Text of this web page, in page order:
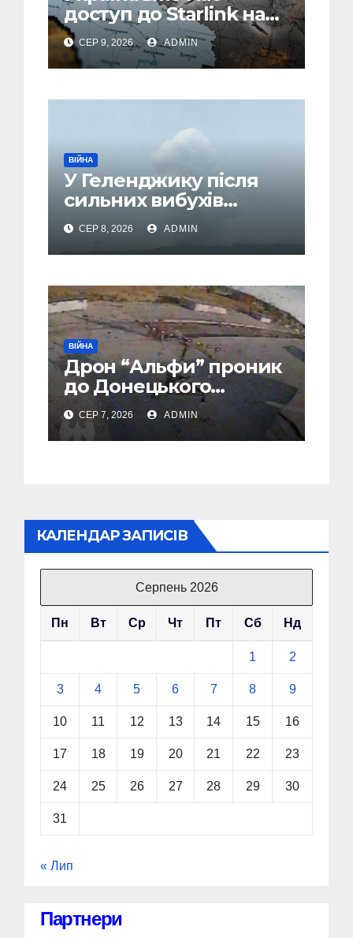
доступ до Starlink над
територією Росії: в
одній спеціальній зоні
– ЗМІ
СЕР 9, 2026 ADMIN
ВІЙНА
У Геленджику після
сильних вибухів
почалася масова
евакуація
СЕР 8, 2026 ADMIN
ВІЙНА
Дрон “Альфи” проник
до Донецького
аеропорту та спалив
“Шахед” ще до запуску
СЕР 7, 2026 ADMIN
КАЛЕНДАР ЗАПИСІВ
Серпень 2026
Пн Вт Ср Чт Пт Сб Нд
1 2
3 4 5 6 7 8 9
10 11 12 13 14 15 16
17 18 19 20 21 22 23
24 25 26 27 28 29 30
31
« Лип
Партнери